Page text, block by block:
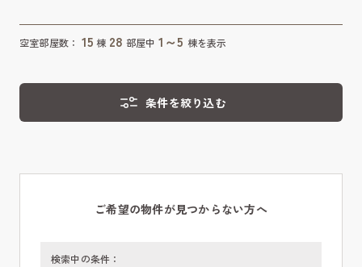
空室部屋数： 15 棟 28 部屋中 1～5 棟を表示
条件を絞り込む
ご希望の物件が見つからない方へ
検索中の条件：